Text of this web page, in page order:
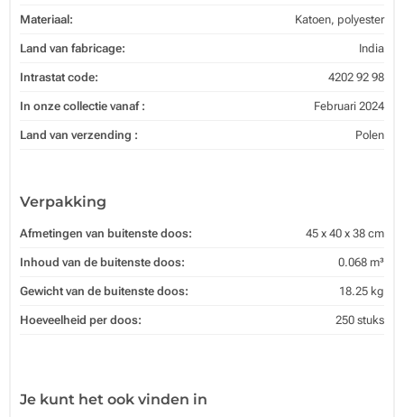
Materiaal: Katoen, polyester
Land van fabricage: India
Intrastat code: 4202 92 98
In onze collectie vanaf : Februari 2024
Land van verzending : Polen
Verpakking
Afmetingen van buitenste doos: 45 x 40 x 38 cm
Inhoud van de buitenste doos: 0.068 m³
Gewicht van de buitenste doos: 18.25 kg
Hoeveelheid per doos: 250 stuks
Je kunt het ook vinden in